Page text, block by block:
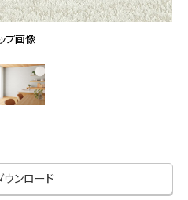
（ビジネスのお客様）
せ
プ画像
ウンロード